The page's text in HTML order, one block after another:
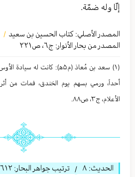
إلّا وله ضمّة.
المصدر الأصلي: كتاب الحسين بن سعيد /
المصدر من بحار الأنوار: ج٦، ص٢٢١
(١) سعد بن مُعاذ (م۵ه‍): كانت له
أحداً، ورمي بسهم يوم الخندق، فمات من
الأعلام، ج۳، ص۸۸.
الحديث: ٨ / ترتيب جواهر البحار: ٦١٢